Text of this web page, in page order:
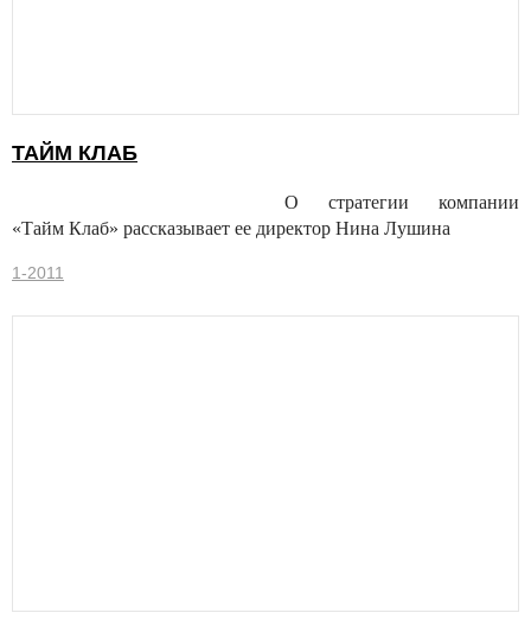
ТАЙМ КЛАБ
О стратегии компании
«Тайм Клаб» рассказывает ее директор Нина Лушина
1-2011